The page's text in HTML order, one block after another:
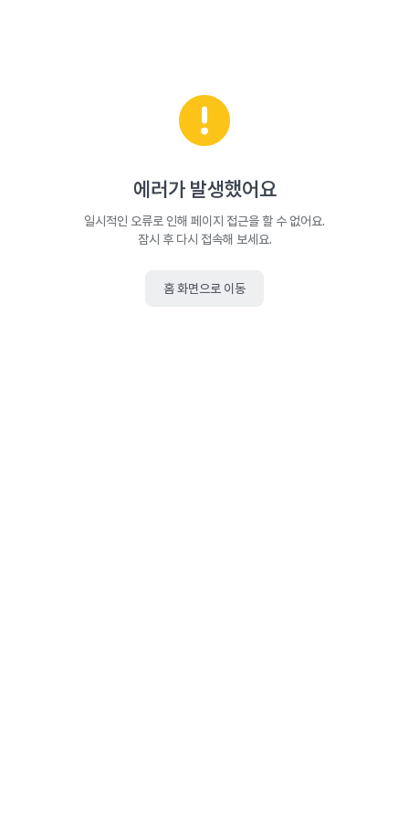
에러가 발생했어요
일시적인 오류로 인해 페이지 접근을 할 수 없어요.
잠시 후 다시 접속해 보세요.
홈 화면으로 이동